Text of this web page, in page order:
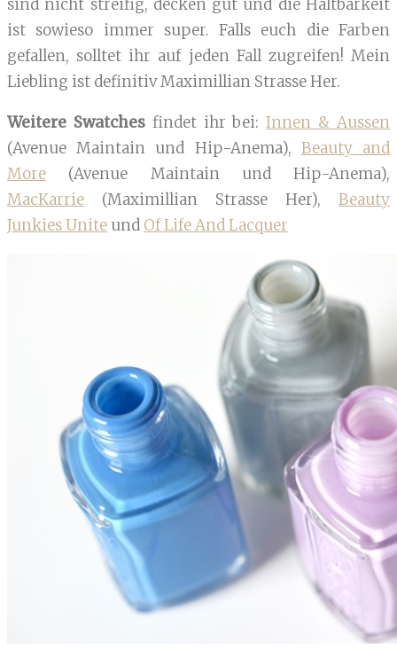
sind nicht streifig, decken gut und die Haltbarkeit
ist sowieso immer super. Falls euch die Farben
gefallen, solltet ihr auf jeden Fall zugreifen! Mein
Liebling ist definitiv Maximillian Strasse Her.
Weitere Swatchesfindet ihr bei:Innen & Aussen
(Avenue Maintain und Hip-Anema), Beauty and
More (Avenue Maintain und Hip-Anema),
MacKarrie (Maximillian Strasse Her), Beauty
Junkies Unite und Of Life And Lacquer